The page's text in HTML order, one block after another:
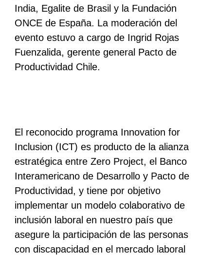
India, Egalite de Brasil y la Fundación
ONCE de España. La moderación del
evento estuvo a cargo de Ingrid Rojas
Fuenzalida, gerente general Pacto de
Productividad Chile.
El reconocido programa Innovation for
Inclusion (ICT) es producto de la alianza
estratégica entre Zero Project, el Banco
Interamericano de Desarrollo y Pacto de
Productividad, y tiene por objetivo
implementar un modelo colaborativo de
inclusión laboral en nuestro país que
asegure la participación de las personas
con discapacidad en el mercado laboral